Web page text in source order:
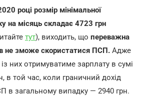
році розмір мінімальної
на місяць складає 4723 грн
тут), виходить, що переважна
не зможе скористатися ПСП. Адже
них отримуватиме зарплату в сумі
в той час, коли граничний дохід
в загальному випадку — 2940 грн.